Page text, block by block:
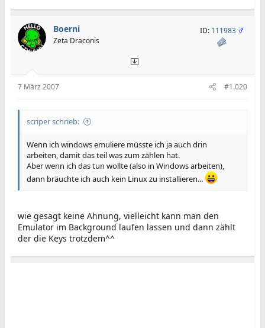
Boerni
Zeta Draconis
ID: 111983
7 März 2007 #1.020
scriper schrieb:
Wenn ich windows emuliere müsste ich ja auch drin
arbeiten, damit das teil was zum zählen hat.
Aber wenn ich das tun wollte (also in Windows arbeiten),
dann bräuchte ich auch kein Linux zu installieren...
wie gesagt keine Ahnung, vielleicht kann man den
Emulator im Background laufen lassen und dann zählt
der die Keys trotzdem^^